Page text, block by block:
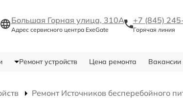
Большая Горная улица, 310А
Адрес сервисного центра ExeGate
+7 (845)
Горячая линия
Ремонт устройств Цена ремонта Вакансии
Ремонт Источников бесперебойного